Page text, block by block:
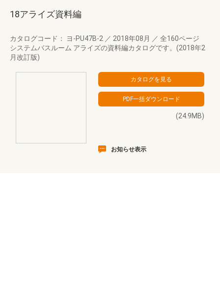
18アライズ資料編
カタログコード： ヨ-PU47B-2 ／ 2018年08月 ／ 全160ページ
システムバスルーム アライズの資料編カタログです。(2018年2
月改訂版)
(24.9MB)
お知らせ表示